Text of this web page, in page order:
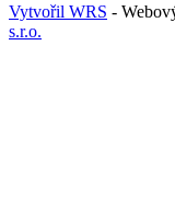
Vytvořil WRS -
s.r.o.